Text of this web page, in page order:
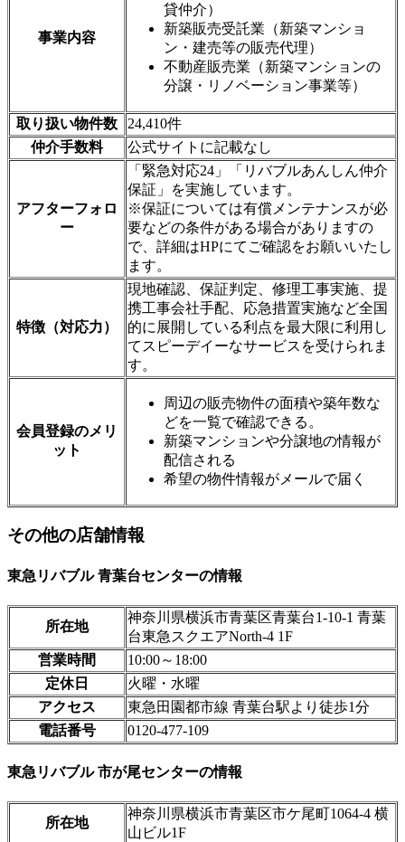
事業内容
貸仲介）
新築販売受託業（新築マンショ
ン・建売等の販売代理）
不動産販売業（新築マンションの
分譲・リノベーション事業等）
取り扱い物件数
24,410件
仲介手数料
公式サイトに記載なし
アフターフォロ
ー
「緊急対応24」「リバブルあんしん仲介
保証」を実施しています。
※保証については有償メンテナンスが必
要などの条件がある場合がありますの
で、詳細はHPにてご確認をお願いいたし
ます。
特徴（対応力）
現地確認、保証判定、修理工事実施、提
携工事会社手配、応急措置実施など全国
的に展開している利点を最大限に利用し
てスピーデイーなサービスを受けられま
す。
会員登録のメリ
ット
周辺の販売物件の面積や築年数な
どを一覧で確認できる。
新築マンションや分譲地の情報が
配信される
希望の物件情報がメールで届く
その他の店舗情報
東急リバブル 青葉台センターの情報
所在地
神奈川県横浜市青葉区青葉台1-10-1 青葉
台東急スクエアNorth-4 1F
営業時間
10:00～18:00
定休日
火曜・水曜
アクセス
東急田園都市線 青葉台駅より徒歩1分
電話番号
0120-477-109
東急リバブル 市が尾センターの情報
所在地
神奈川県横浜市青葉区市ケ尾町1064-4 横
山ビル1F